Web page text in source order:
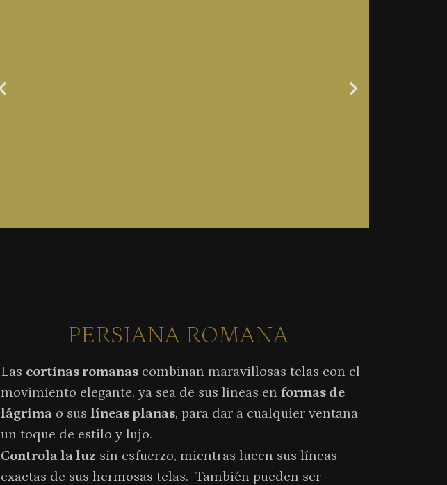
PERSIANA ROMANA
Las cortinas romanas combinan maravillosas telas con el
movimiento elegante, ya sea de sus líneas en formas de
lágrima o sus líneas planas, para dar a cualquier ventana
un toque de estilo y lujo.
Controla la luz sin esfuerzo, mientras lucen sus líneas
exactas de sus hermosas telas. También pueden ser